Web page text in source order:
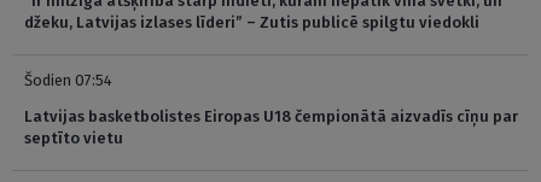
džeku, Latvijas izlases līderi” – Zutis publicē spilgtu viedokli
Šodien 07:54
Latvijas basketbolistes Eiropas U18 čempionātā aizvadīs cīņu par
septīto vietu